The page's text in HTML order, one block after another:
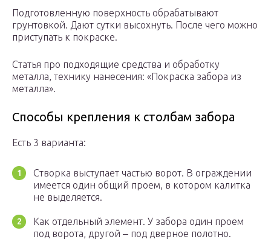
Подготовленную поверхность обрабатывают
грунтовкой. Дают сутки высохнуть. После чего можно
приступать к покраске.
Статья про подходящие средства и обработку
металла, технику нанесения: «Покраска забора из
металла».
Способы крепления к столбам забора
Есть 3 варианта:
Створка выступает частью ворот. В ограждении
имеется один общий проем, в котором калитка
не выделяется.
Как отдельный элемент. У забора один проем
под ворота, другой ‒ под дверное полотно.